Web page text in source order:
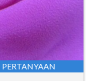
PERTANYAAN